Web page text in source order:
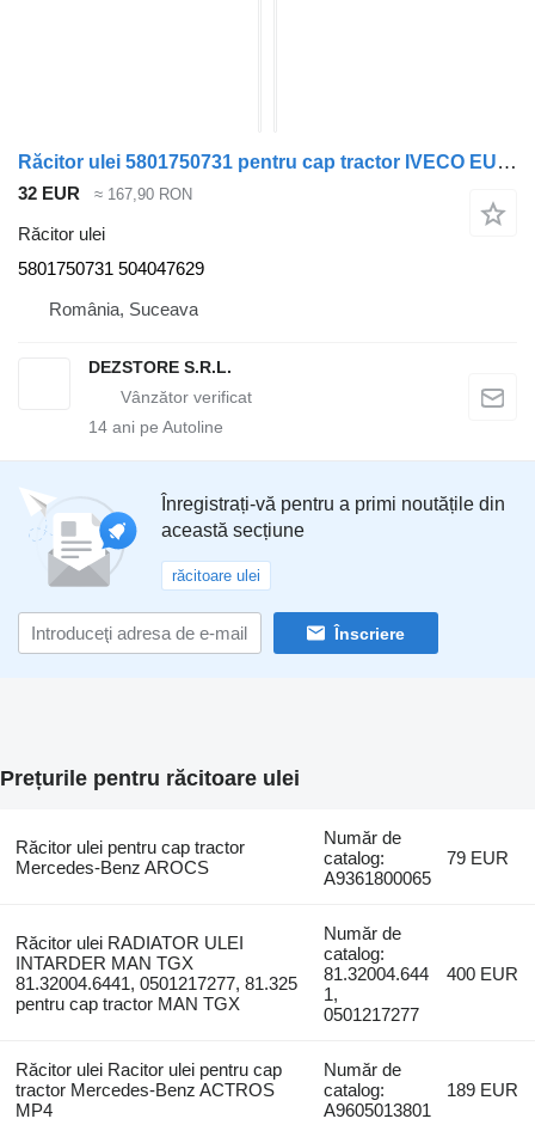
Răcitor ulei 5801750731 pentru cap tractor IVECO EUROCARGO
32 EUR ≈ 167,90 RON
Răcitor ulei
5801750731 504047629
România, Suceava
DEZSTORE S.R.L.
14 ani pe Autoline
Înregistrați-vă pentru a primi noutățile din
această secțiune
răcitoare ulei
Înscriere
Prețurile pentru răcitoare ulei
Răcitor ulei pentru cap tractor
Mercedes-Benz AROCS
Număr de
catalog:
A9361800065
79 EUR
Răcitor ulei RADIATOR ULEI
INTARDER MAN TGX
81.32004.6441, 0501217277, 81.325
pentru cap tractor MAN TGX
Număr de
catalog:
81.32004.644
1,
0501217277
400 EUR
Răcitor ulei Racitor ulei pentru cap
tractor Mercedes-Benz ACTROS
MP4
Număr de
catalog:
A9605013801
189 EUR